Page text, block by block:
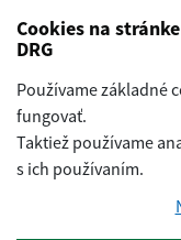
Preskočiť na hlavný
Cookies na
DRG
Používame základné
fungovať.
Taktiež používame
s ich používaním.